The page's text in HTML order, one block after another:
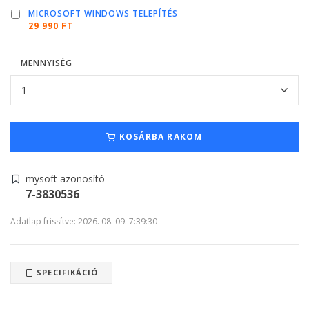
MICROSOFT WINDOWS TELEPÍTÉS
29 990 FT
MENNYISÉG
KOSÁRBA RAKOM
mysoft azonosító
7-3830536
Adatlap frissítve: 2026. 08. 09. 7:39:30
SPECIFIKÁCIÓ